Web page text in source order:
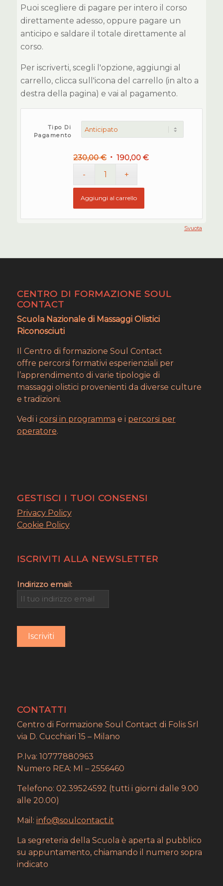
Puoi scegliere di pagare per intero il corso
direttamente adesso, oppure pagare un
anticipo e saldare il totale direttamente al
corso.
Per iscriverti, scegli l'opzione, aggiungi al
carrello, clicca sull'icona del carrello (in alto a
destra della pagina) e vai al pagamento.
Tipo Di
Pagamento
Svuota
230,00€ Il 190,00€Il
Aggiungi al carrello
CENTRO DI FORMAZIONE SOUL
CONTACT
Scuola Nazionale di Massaggi Olistici
Riconosciuti
Il Centro di formazione Soul Contact
offre percorsi formativi esperienziali per
l’apprendimento di varie tipologie di
massaggi olistici provenienti da diverse culture
e tradizioni.
Vedi i corsi in programma e i percorsi per
operatore.
GESTISCI I TUOI CONSENSI
Privacy Policy
Cookie Policy
ISCRIVITI ALLA NEWSLETTER
Indirizzo email:
CONTATTI
Centro di Formazione Soul Contact di Folis Srl
via D. Cucchiari 15 – Milano
P.Iva: 10777880963
Numero REA: MI – 2556460
Telefono: 02.39524592 (tutti i giorni dalle 9.00
alle 20.00)
Mail: info@soulcontact.it
La segreteria della Scuola è aperta al pubblico
su appuntamento, chiamando il numero sopra
indicato